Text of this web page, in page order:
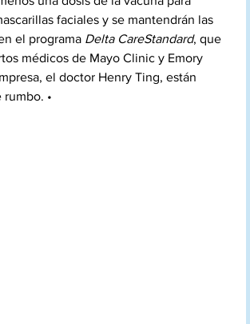
faciales y se mantendrán las
el programa Delta CareStandard, que
médicos de Mayo Clinic y Emory
el doctor Henry Ting, están
•